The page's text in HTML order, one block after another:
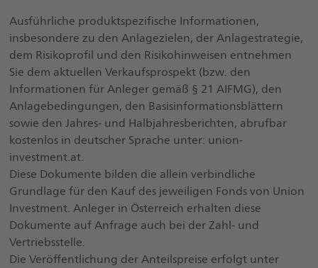
Ausführliche produktspezifische Informationen,
insbesondere zu den Anlagezielen, der Anlagestrategie,
dem Risikoprofil und den Risikohinweisen entnehmen
Sie dem aktuellen Verkaufsprospekt (bzw. den
Informationen für Anleger gemäß § 21 AIFMG), den
Anlagebedingungen, den Basisinformationsblättern
sowie den Jahres- und Halbjahresberichten, abrufbar
kostenlos in deutscher Sprache unter: union-
investment.at.
Diese Dokumente bilden die allein verbindliche
Grundlage für den Kauf des jeweiligen Fonds von Union
Investment. Anleger in Österreich erhalten diese
Dokumente auf Anfrage auch bei der Zahl- und
Vertriebsstelle.
Die Veröffentlichung der Anteilspreise erfolgt unter